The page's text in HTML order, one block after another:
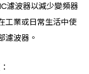
濾波器以減少變頻器
工業或日常生活中使
濾波器。